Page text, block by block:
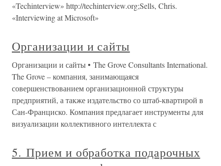
«Techinterview» http://techinterview.org;Sells, Chris.
«Interviewing at Microsoft»
Организации и сайты
Организации и сайты • The Grove Consultants International.
The Grove – компания, занимающаяся
совершенствованием организационной структуры
предприятий, а также издательство со штаб-квартирой в
Сан-Франциско. Компания предлагает инструменты для
визуализации коллективного интеллекта с
5. Прием и обработка подарочных